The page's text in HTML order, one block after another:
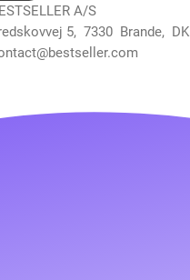
A/S
5, 7330 Brande, DK